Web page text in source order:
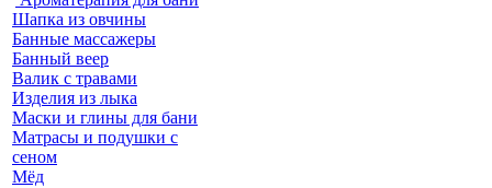
Шапка из овчины
Банные массажеры
Банный веер
Валик с травами
Изделия из лыка
Маски и глины для бани
Матрасы и подушки с
сеном
Мёд